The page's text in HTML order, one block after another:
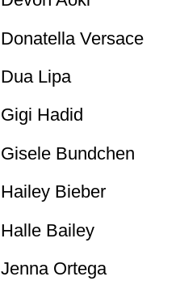
Donatella Versace
Dua Lipa
Gigi Hadid
Gisele Bundchen
Hailey Bieber
Halle Bailey
Jenna Ortega